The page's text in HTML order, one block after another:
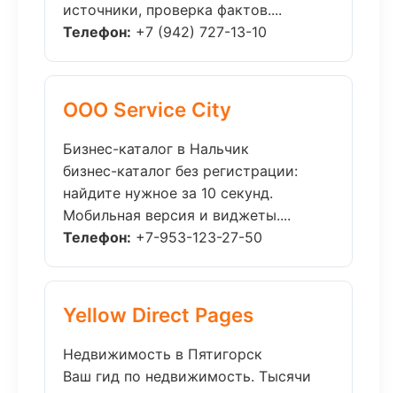
источники, проверка фактов....
Телефон: +7 (942) 727-13-10
ООО Service City
Бизнес-каталог в Нальчик
бизнес-каталог без регистрации:
найдите нужное за 10 секунд.
Мобильная версия и виджеты....
Телефон: +7-953-123-27-50
Yellow Direct Pages
Недвижимость в Пятигорск
Ваш гид по недвижимость. Тысячи